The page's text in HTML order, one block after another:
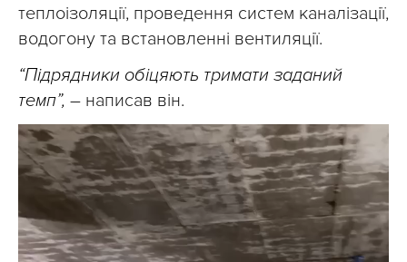
теплоізоляції, проведення систем каналізації,
водогону та встановленні вентиляції.
“Підрядники обіцяють тримати заданий
темп”, – написав він.
Відеопрогравач